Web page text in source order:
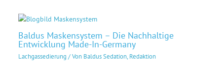
Baldus Maskensystem – Die Nachhaltige
Entwicklung Made-In-Germany
Lachgassedierung / Von Baldus Sedation, Redaktion